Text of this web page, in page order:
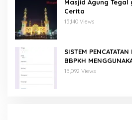
Masjid Agung Tegal
Cerita
15,140 Views
SISTEM
BBPKH
15,092 Views